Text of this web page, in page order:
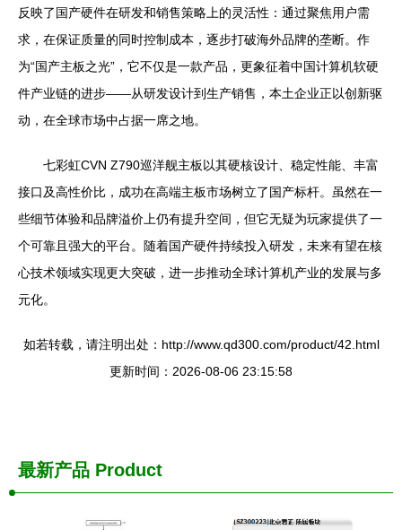
反映了国产硬件在研发和销售策略上的灵活性：通过聚焦用户需
求，在保证质量的同时控制成本，逐步打破海外品牌的垄断。作
为“国产主板之光”，它不仅是一款产品，更象征着中国计算机软硬
件产业链的进步——从研发设计到生产销售，本土企业正以创新驱
动，在全球市场中占据一席之地。
七彩虹CVN Z790巡洋舰主板以其硬核设计、稳定性能、丰富
接口及高性价比，成功在高端主板市场树立了国产标杆。虽然在一
些细节体验和品牌溢价上仍有提升空间，但它无疑为玩家提供了一
个可靠且强大的平台。随着国产硬件持续投入研发，未来有望在核
心技术领域实现更大突破，进一步推动全球计算机产业的发展与多
元化。
如若转载，请注明出处：http://www.qd300.com/product/42.html
更新时间：2026-08-06 23:15:58
最新产品 Product